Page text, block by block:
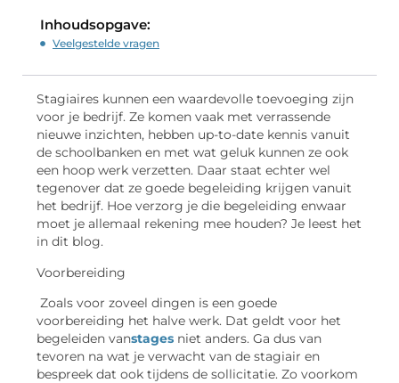
Inhoudsopgave:
Veelgestelde vragen
Stagiaires kunnen een waardevolle toevoeging zijn
voor je bedrijf. Ze komen vaak met verrassende
nieuwe inzichten, hebben up-to-date kennis vanuit
de schoolbanken en met wat geluk kunnen ze ook
een hoop werk verzetten. Daar staat echter wel
tegenover dat ze goede begeleiding krijgen vanuit
het bedrijf. Hoe verzorg je die begeleiding enwaar
moet je allemaal rekening mee houden? Je leest het
in dit blog.
Voorbereiding
Zoals voor zoveel dingen is een goede
voorbereiding het halve werk. Dat geldt voor het
begeleiden vanstages niet anders. Ga dus van
tevoren na wat je verwacht van de stagiair en
bespreek dat ook tijdens de sollicitatie. Zo voorkom